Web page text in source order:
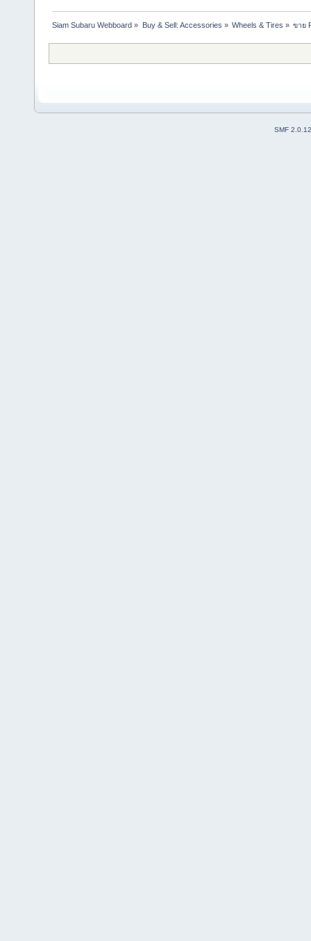
Siam Subaru Webboard » Buy & Sell: Accessories » Wheels & Tires » ขาย
SMF 2.0.12